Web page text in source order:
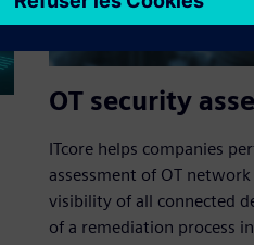
OT security
ITcore helps companies
assessment of OT
visibility of all connected
of a remediation process